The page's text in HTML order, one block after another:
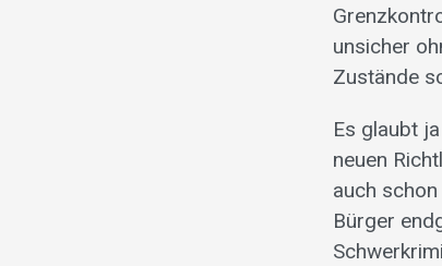
unsicher
Zustände
Es glaubt
neuen
auch
Bürger